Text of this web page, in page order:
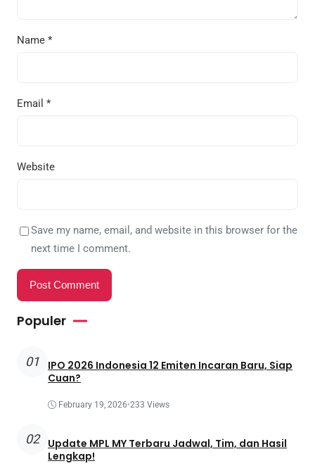
Name *
Email *
Website
Save my name, email, and website in this browser for the
next time I comment.
Populer
01
IPO 2026 Indonesia 12 Emiten Incaran Baru, Siap
Cuan?
February 19, 2026•233 Views
02
Update MPL MY Terbaru Jadwal, Tim, dan Hasil
Lengkap!